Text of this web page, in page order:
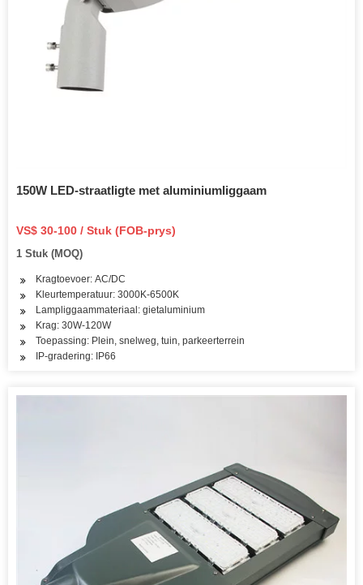
150W LED-straatligte met aluminiumliggaam
VS$ 30-100 / Stuk (FOB-prys)
1 Stuk (MOQ)
Kragtoevoer: AC/DC
Kleurtemperatuur: 3000K-6500K
Lampliggaammateriaal: gietaluminium
Krag: 30W-120W
Toepassing: Plein, snelweg, tuin, parkeerterrein
IP-gradering: IP66